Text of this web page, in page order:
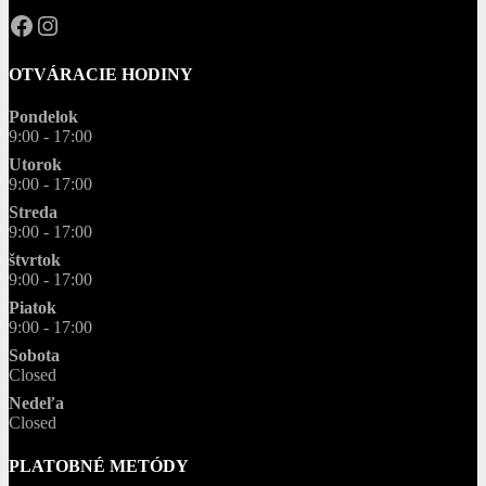
OPAL.drahokamy
opal.drahokamy
OTVÁRACIE HODINY
Pondelok
9:00 - 17:00
Utorok
9:00 - 17:00
Streda
9:00 - 17:00
štvrtok
9:00 - 17:00
Piatok
9:00 - 17:00
Sobota
Closed
Nedeľa
Closed
PLATOBNÉ METÓDY